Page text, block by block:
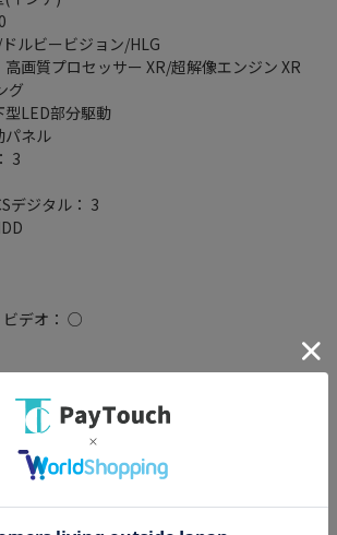
ルビービジョン/HLG
画質プロセッサー XR/超解像エンジン XR
グ
型LED部分駆動
パネル
3
デジタル： 3
デオ： ○